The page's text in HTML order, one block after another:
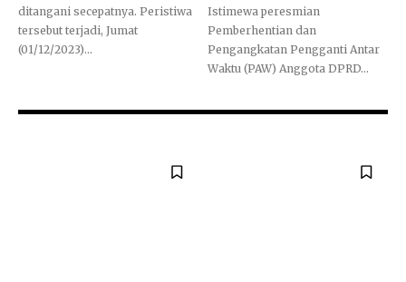
ditangani secepatnya. Peristiwa
tersebut terjadi, Jumat
(01/12/2023)...
Istimewa peresmian
Pemberhentian dan
Pengangkatan Pengganti Antar
Waktu (PAW) Anggota DPRD...